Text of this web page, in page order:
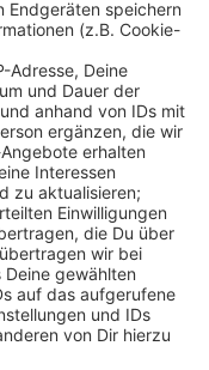
Kandidaten,
dem Demokraten
die in
haben die
zu stimmen.
Wer als US-
möchte, muss
mit
man aber wissen,
ist. Entweder
hat - oder, wenn
letzten Wohnsitz
endlich da